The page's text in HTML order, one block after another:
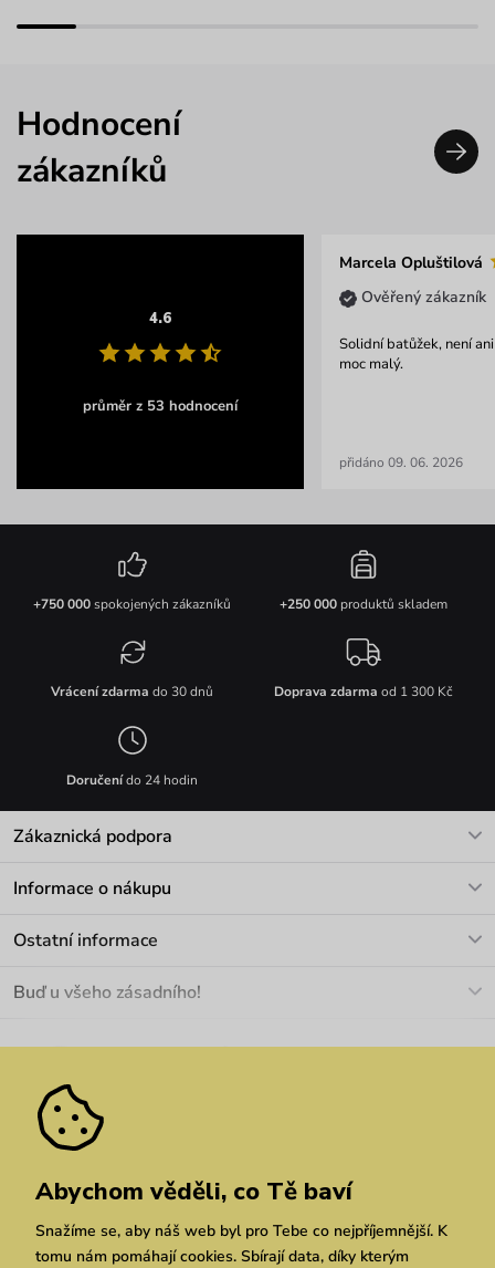
Hodnocení
zákazníků
4.6
průměr z 53 hodnocení
Marcela Opluštilová
Ověřený zákazník
Solidní batůžek, není
moc malý.
přidáno 09. 06. 2026
+750 000spokojených zákazníků +250 000produktů skladem
Vrácení zdarma do 30 dnů Doprava zdarma od 1 300 Kč
Doručenído 24 hodin
Zákaznická podpora
Informace o nákupu
Materiály a údržba
Pozáruční opravy
Ostatní informace
Velkoobchod
We Care
Dárkové poukazy
Vuchlook
Prodejny
Praha Brno Chrudim
Buď u všeho zásadního!
Zásady ochrany osobních údajů
Abychom věděli, co Tě baví
Snažíme se, aby náš web byl pro Tebe co nejpříjemnější. K
tomu nám pomáhají cookies. Sbírají data, díky kterým